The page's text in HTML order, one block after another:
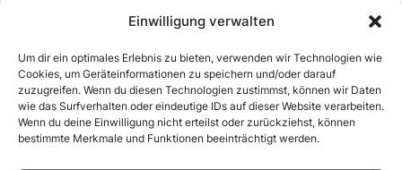
Einwilligung verwalten
Um dir ein optimales Erlebnis zu bieten, verwenden wir Technologien wie
Cookies, um Geräteinformationen zu speichern und/oder darauf
zuzugreifen. Wenn du diesen Technologien zustimmst, können wir Daten
wie das Surfverhalten oder eindeutige IDs auf dieser Website verarbeiten.
Wenn du deine Einwilligung nicht erteilst oder zurückziehst, können
bestimmte Merkmale und Funktionen beeinträchtigt werden.
Langbathsee
Altausseer See
Hintersee